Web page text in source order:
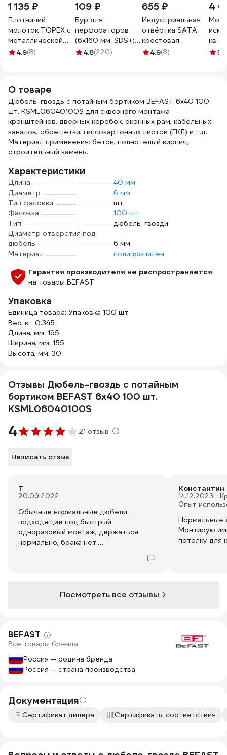
1 135 ₽
Плотничий
молоток TOPEX с
металлической
рукояткой, 450 г
4.9(8)
109 ₽
Бур для
перфораторов
(6х160 мм; SDS+)
Makita D-00066
4.8(220)
655 ₽
Индустриальная
отвёртка SATA
крестовая
PH2x300мм.
4.9(8)
4
кв.
5
О товаре
Дюбель-гвоздь с потайным бортиком BEFAST 6х40 100
шт. KSML06040100S для сквозного монтажа
кронштейнов, дверных коробок, оконных рам, кабельных
каналов, обрешетки, гипсокартонных листов (ГКЛ) и т.д.
Материал применения: бетон, полнотелый кирпич,
строительный камень.
Характеристики
Длина
40 мм
Диаметр
6 мм
Тип фасовки
шт.
Фасовка
100 шт
Тип
дюбель-гвозди
Диаметр отверстия под
дюбель
6 мм
Материал
полипропилен
Гарантия производителя не распространяется
на товары BEFAST
Упаковка
Единица товара: Упаковка 100 шт
Вес, кг: 0.345
Длина, мм: 195
Ширина, мм: 155
Высота, мм: 30
Отзывы Дюбель-гвоздь с потайным
бортиком BEFAST 6х40 100 шт.
KSML06040100S
4 21 отзыв
Написать отзыв
Т
20.09.2022
Обычные нормальные дюбели
подходящие под быстрый
одноразовый монтаж, держаться
нормально, брака нет.
Константин
14.12.2023г.
Опыт
Нормальные
Монтирую
потолку для
Посмотреть все отзывы
BEFAST
Все товары бренда
Россия — родина бренда
Россия — страна производства
Документация
Сертификат дилера Сертификаты соответствия